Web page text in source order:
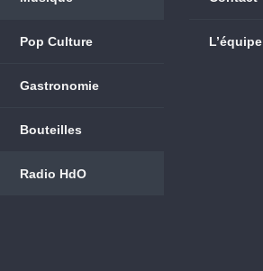
Pop Culture
Gastronomie
Bouteilles
Radio HdO
L’équipe